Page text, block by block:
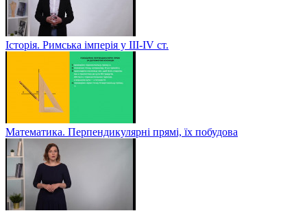
Історія. Римська імперія у III-ІV ст.
Математика. Перпендикулярні прямі, їх побудова